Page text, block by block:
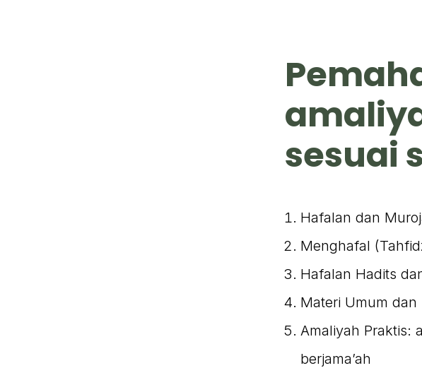
sesuai
Hafalan dan
Menghafal
Hafalan Hadits
Materi Umum dan
Amaliyah Praktis:
berjama’ah